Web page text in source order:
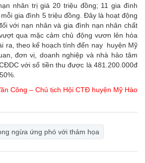
nhân trị giá 20 triệu đồng; 11 gia đình
gia đình 5 triệu đồng. Đây là hoạt động
với nạn nhân và gia đình nạn nhân chất
qua mặc cảm chủ động vươn lên hòa
ra, theo kế hoạch tính đến nay huyện Mỹ
đơn vị, doanh nghiệp và nhà hảo tâm
với số tiền thu được là 481.200.000đ
Công – Chủ tịch Hội CTĐ huyện Mỹ Hào
ngừa ứng phó với thảm họa